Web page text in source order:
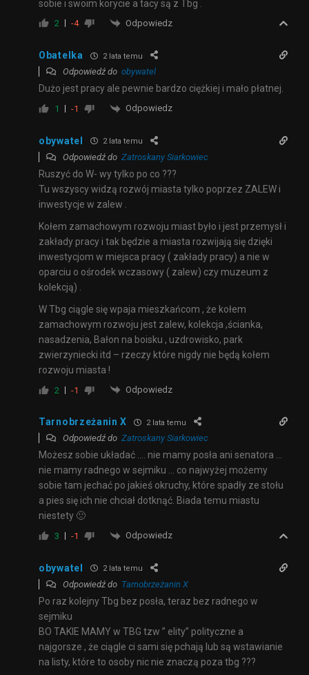
sobie i swoim korycie a tacy są z Tbg .
2 -4 Odpowiedz
Obatelka 2 lata temu
Odpowiedź do obywatel
Dużo jest pracy ale pewnie bardzo ciężkiej i mało płatnej.
1 -1 Odpowiedz
obywatel 2 lata temu
Odpowiedź do Zatroskany Siarkowiec
Ruszyć do W- wy tylko po co ???
Tu wszyscy widzą rozwój miasta tylko poprzez ZALEW i
inwestycje w zalew .
Kołem zamachowym rozwoju miast było i jest przemysł i
zakłady pracy i tak będzie a miasta rozwijają się dzięki
inwestycjom w miejsca pracy ( zakłady pracy) a nie w
oparciu o ośrodek wczasowy ( zalew) czy muzeum z
kolekcją) .
W Tbg ciągle się wpaja mieszkańcom , że kołem
zamachowym rozwoju jest zalew, kolekcja ,ścianka,
nasadzenia, Bałon na boisku , uzdrowisko, park
zwierzyniecki itd – rzeczy które nigdy nie będą kołem
rozwoju miasta !
2 -1 Odpowiedz
Tarnobrzeżanin X 2 lata temu
Odpowiedź do Zatroskany Siarkowiec
Możesz sobie układać …. nie mamy posła ani senatora …
nie mamy radnego w sejmiku … co najwyżej możemy
sobie tam jechać po jakieś okruchy, które spadły ze stołu
a pies się ich nie chciał dotknąć. Biada temu miastu
niestety 🙁
3 -1 Odpowiedz
obywatel 2 lata temu
Odpowiedź do Tarnobrzeżanin X
Po raz kolejny Tbg bez posła, teraz bez radnego w
sejmiku
BO TAKIE MAMY w TBG tzw ” elity” polityczne a
najgorsze , że ciągle ci sami się pchają lub są wstawianie
na listy, które to osoby nic nie znaczą poza tbg ???